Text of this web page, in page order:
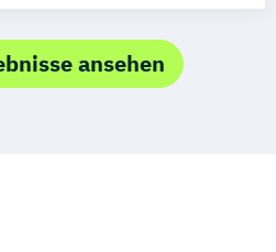
(Schwerpunkt
ansehen